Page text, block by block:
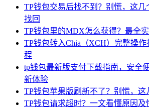
TP钱包交易后找不到？别慌，这
找回
TP钱包里的MDX怎么获得？最全
TP钱包转入Chia（XCH）完整操
程
tp钱包最新版支付下载指南，安全
新体验
TP钱包苹果版刷新不了？别慌，
TP钱包请求超时？一文看懂原因及